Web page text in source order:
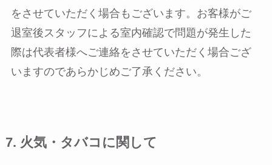
をさせていただく場合もございます。お客様がご
退室後スタッフによる室内確認で問題が発生した
際は代表者様へご連絡をさせていただく場合ござ
いますのであらかじめご了承ください。
7. 火気・タバコに関して